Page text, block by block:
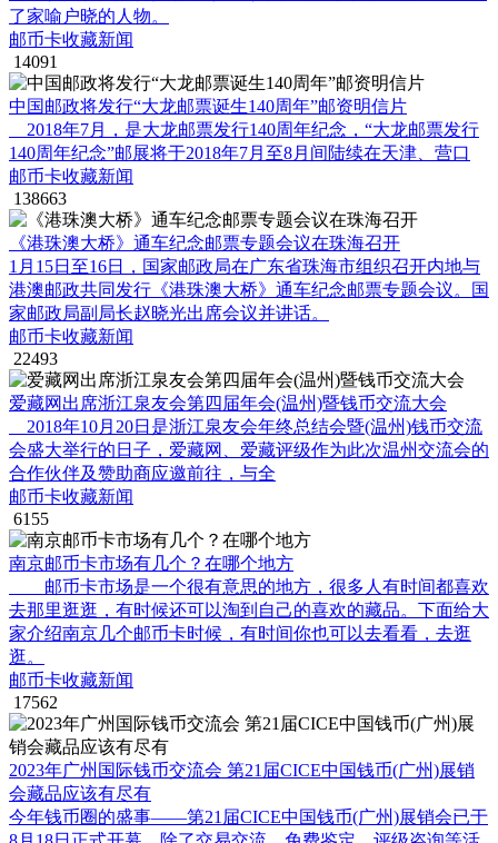
了家喻户晓的人物。
邮币卡收藏新闻
14091
中国邮政将发行“大龙邮票诞生140周年”邮资明信片
2018年7月，是大龙邮票发行140周年纪念，“大龙邮票发行
140周年纪念”邮展将于2018年7月至8月间陆续在天津、营口
邮币卡收藏新闻
138663
《港珠澳大桥》通车纪念邮票专题会议在珠海召开
1月15日至16日，国家邮政局在广东省珠海市组织召开内地与
港澳邮政共同发行《港珠澳大桥》通车纪念邮票专题会议。国
家邮政局副局长赵晓光出席会议并讲话。
邮币卡收藏新闻
22493
爱藏网出席浙江泉友会第四届年会(温州)暨钱币交流大会
2018年10月20日是浙江泉友会年终总结会暨(温州)钱币交流
会盛大举行的日子，爱藏网、爱藏评级作为此次温州交流会的
合作伙伴及赞助商应邀前往，与全
邮币卡收藏新闻
6155
南京邮币卡市场有几个？在哪个地方
邮币卡市场是一个很有意思的地方，很多人有时间都喜欢
去那里逛逛，有时候还可以淘到自己的喜欢的藏品。下面给大
家介绍南京几个邮币卡时候，有时间你也可以去看看，去逛
逛。
邮币卡收藏新闻
17562
2023年广州国际钱币交流会 第21届CICE中国钱币(广州)展销
会藏品应该有尽有
今年钱币圈的盛事——第21届CICE中国钱币(广州)展销会已于